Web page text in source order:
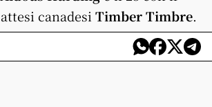
canadesi Timber Timbre.